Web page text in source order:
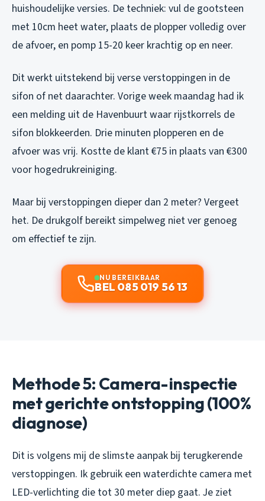
huishoudelijke versies. De techniek: vul de gootsteen
met 10cm heet water, plaats de plopper volledig over
de afvoer, en pomp 15-20 keer krachtig op en neer.
Dit werkt uitstekend bij verse verstoppingen in de
sifon of net daarachter. Vorige week maandag had ik
een melding uit de Havenbuurt waar rijstkorrels de
sifon blokkeerden. Drie minuten plopperen en de
afvoer was vrij. Kostte de klant €75 in plaats van €300
voor hogedrukreiniging.
Maar bij verstoppingen dieper dan 2 meter? Vergeet
het. De drukgolf bereikt simpelweg niet ver genoeg
om effectief te zijn.
NU BEREIKBAAR
BEL 085 019 56 13
Methode 5: Camera-inspectie
met gerichte ontstopping (100%
diagnose)
Dit is volgens mij de slimste aanpak bij terugkerende
verstoppingen. Ik gebruik een waterdichte camera met
LED-verlichting die tot 30 meter diep gaat. Je ziet